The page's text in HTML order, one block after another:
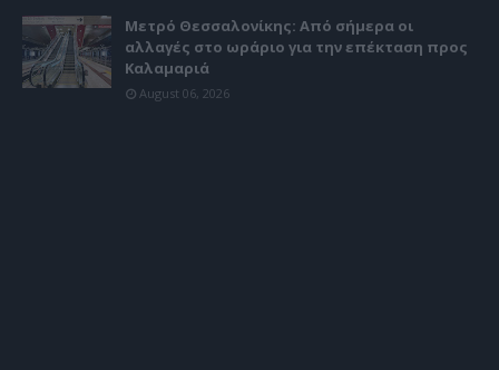
Μετρό Θεσσαλονίκης: Από σήμερα οι
αλλαγές στο ωράριο για την επέκταση προς
Καλαμαριά
August 06, 2026